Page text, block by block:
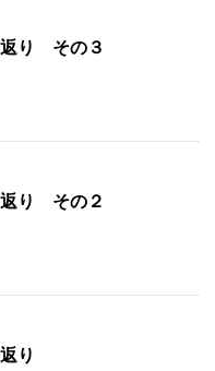
返り その３
返り その２
り